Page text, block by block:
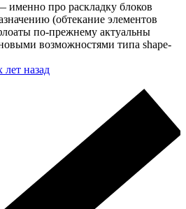
именно про раскладку блоков
(обтекание элементов
по-прежнему актуальны
возможностями типа shape-
лет назад